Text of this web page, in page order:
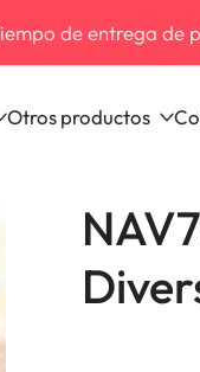
de entrega de
Otros productos